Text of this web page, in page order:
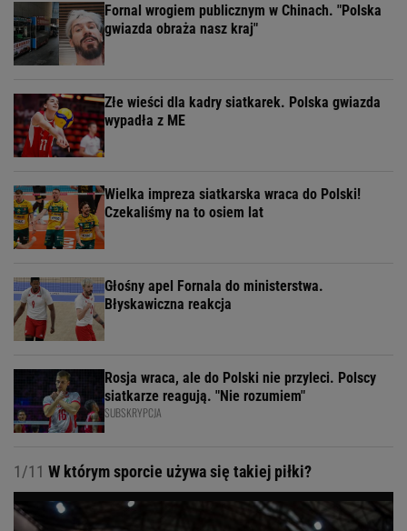
Fornal wrogiem publicznym w Chinach. "Polska
gwiazda obraża nasz kraj"
Złe wieści dla kadry siatkarek. Polska gwiazda
wypadła z ME
Wielka impreza siatkarska wraca do Polski!
Czekaliśmy na to osiem lat
Głośny apel Fornala do ministerstwa.
Błyskawiczna reakcja
Rosja wraca, ale do Polski nie przyleci. Polscy
siatkarze reagują. "Nie rozumiem"
SUBSKRYPCJA
1/11 W którym sporcie używa się takiej piłki?